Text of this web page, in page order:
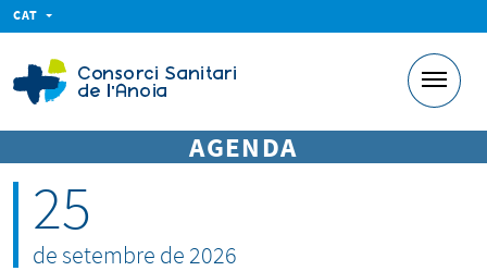
CAT
AGENDA
25
de setembre de 2026